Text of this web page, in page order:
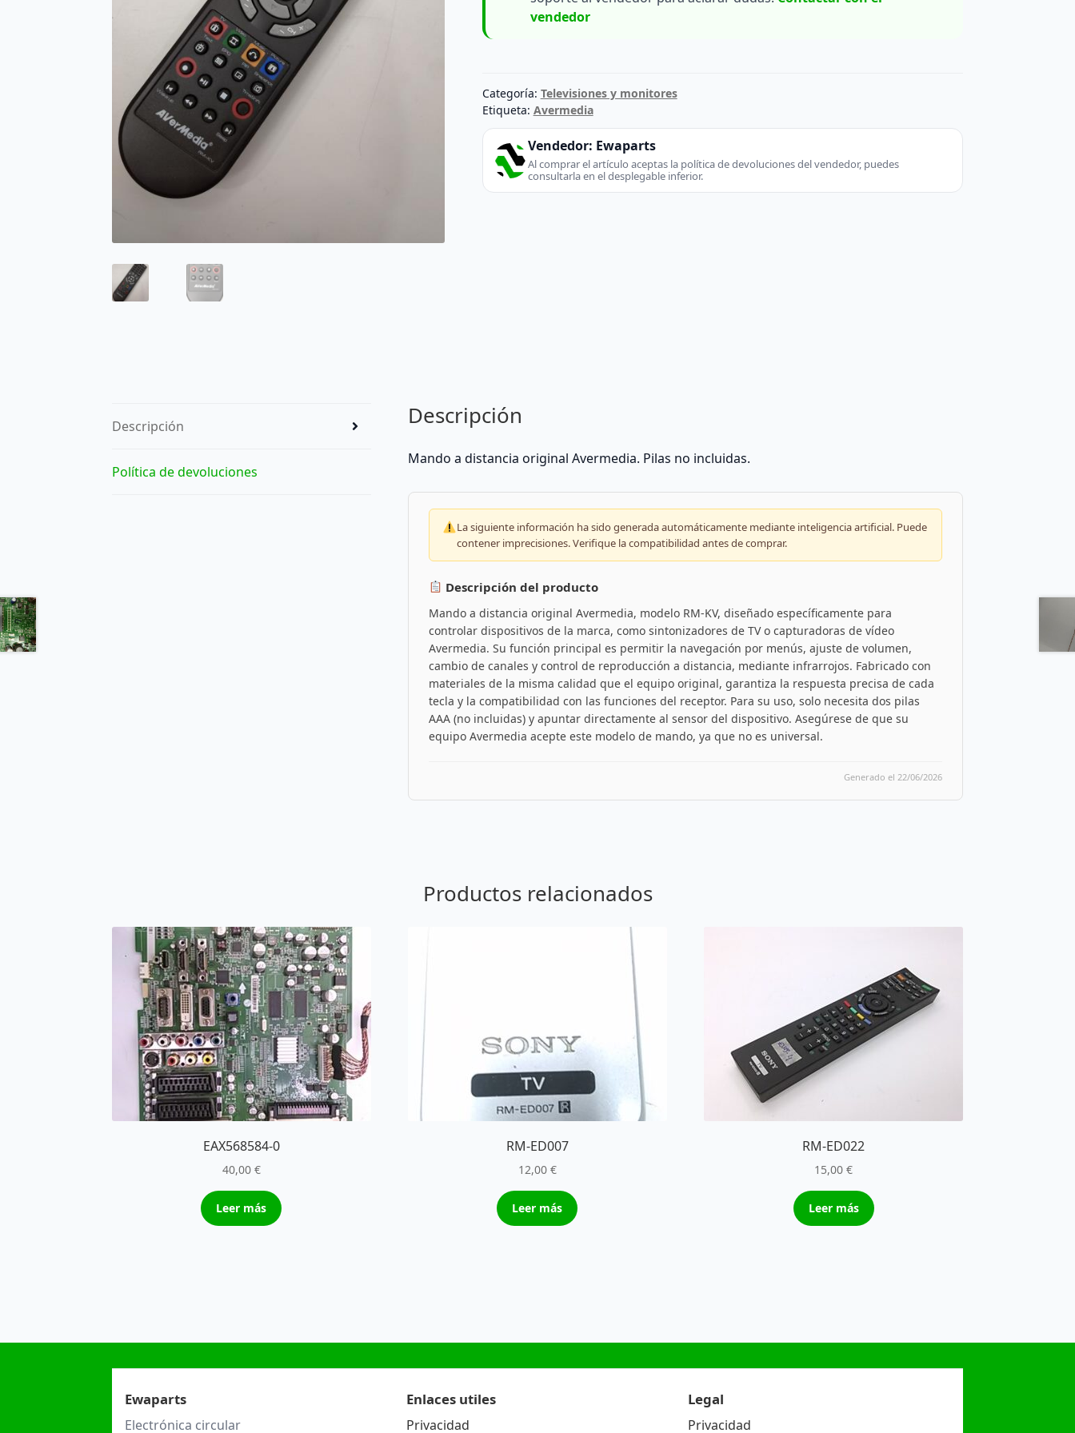
vendedor
Categoría: Televisiones y monitores
Etiqueta: Avermedia
Vendedor: Ewaparts
Al comprar el artículo aceptas la política de devoluciones del vendedor, puedes
consultarla en el desplegable inferior.
Descripción
Política de devoluciones
Descripción
Mando a distancia original Avermedia. Pilas no incluidas.
La siguiente información ha sido generada automáticamente mediante inteligencia artificial. Puede
contener imprecisiones. Verifique la compatibilidad antes de comprar.
Descripción del producto
Mando a distancia original Avermedia, modelo RM-KV, diseñado específicamente para
controlar dispositivos de la marca, como sintonizadores de TV o capturadoras de vídeo
Avermedia. Su función principal es permitir la navegación por menús, ajuste de volumen,
cambio de canales y control de reproducción a distancia, mediante infrarrojos. Fabricado con
materiales de la misma calidad que el equipo original, garantiza la respuesta precisa de cada
tecla y la compatibilidad con las funciones del receptor. Para su uso, solo necesita dos pilas
AAA (no incluidas) y apuntar directamente al sensor del dispositivo. Asegúrese de que su
equipo Avermedia acepte este modelo de mando, ya que no es universal.
Generado el 22/06/2026
Productos relacionados
EAX568584-0
40,00 €
Leer más
RM-ED007
12,00 €
Leer más
RM-ED022
15,00€
Leer más
Ewaparts
Electrónica circular
Enlaces utiles
Privacidad
Legal
Privacidad